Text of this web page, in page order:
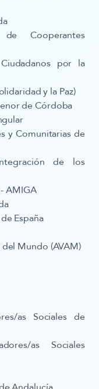
Cooperantes
por la
y la Paz)
de Córdoba
y Comunitarias de
de los
AMIGA
España
Mundo (AVAM)
as Sociales de
as Sociales